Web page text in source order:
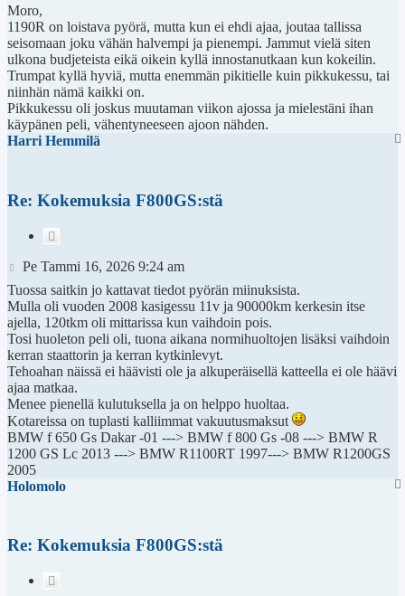
Moro,
1190R on loistava pyörä, mutta kun ei ehdi ajaa, joutaa tallissa
seisomaan joku vähän halvempi ja pienempi. Jammut vielä siten
ulkona budjeteista eikä oikein kyllä innostanutkaan kun kokeilin.
Trumpat kyllä hyviä, mutta enemmän pikitielle kuin pikkukessu, tai
niinhän nämä kaikki on.
Pikkukessu oli joskus muutaman viikon ajossa ja mielestäni ihan
käypänen peli, vähentyneeseen ajoon nähden.
Harri Hemmilä
Re: Kokemuksia F800GS:stä
Viesti
Pe Tammi 16, 2026 9:24 am
Tuossa saitkin jo kattavat tiedot pyörän miinuksista.
Mulla oli vuoden 2008 kasigessu 11v ja 90000km kerkesin itse
ajella, 120tkm oli mittarissa kun vaihdoin pois.
Tosi huoleton peli oli, tuona aikana normihuoltojen lisäksi vaihdoin
kerran staattorin ja kerran kytkinlevyt.
Tehoahan näissä ei häävisti ole ja alkuperäisellä katteella ei ole häävi
ajaa matkaa.
Menee pienellä kulutuksella ja on helppo huoltaa.
Kotareissa on tuplasti kalliimmat vakuutusmaksut
BMW f 650 Gs Dakar -01 ---> BMW f 800 Gs -08 ---> BMW R
1200 GS Lc 2013 ---> BMW R1100RT 1997---> BMW R1200GS
2005
Holomolo
Re: Kokemuksia F800GS:stä